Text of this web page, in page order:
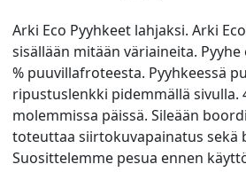
Arki Eco Pyyhkeet lahjaksi. Arki
sisällään mitään väriaineita.
% puuvillafroteesta. Pyyhkeessä
ripustuslenkki pidemmällä sivulla.
molemmissa päissä. Sileään
toteuttaa siirtokuvapainatus sekä
Suosittelemme pesua ennen